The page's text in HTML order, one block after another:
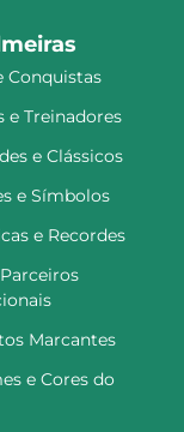
Conquistas
e Treinadores
e Clássicos
e Símbolos
e Recordes
Marcantes
e Cores do